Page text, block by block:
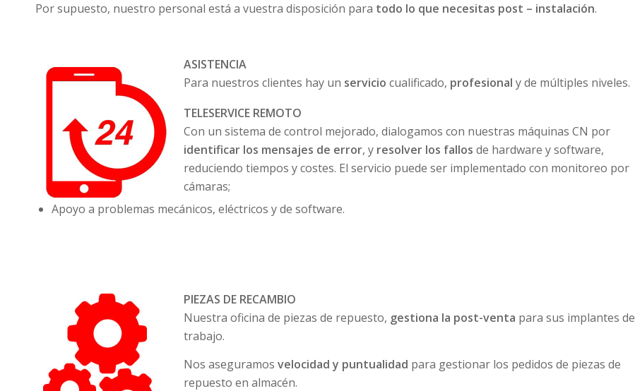
Por supuesto, nuestro personal está a vuestra disposición para todo lo que necesitas post – instalación.
ASISTENCIA
Para nuestros clientes hay un servicio cualificado, profesional y de múltiples niveles.
TELESERVICE REMOTO
Con un sistema de control mejorado, dialogamos con nuestras máquinas CN por
identificar los mensajes de error, y resolver los fallos de hardware y software,
reduciendo tiempos y costes. El servicio puede ser implementado con monitoreo por
cámaras;
Apoyo a problemas mecánicos, eléctricos y de software.
PIEZAS DE RECAMBIO
Nuestra oficina de piezas de repuesto, gestiona la post-venta para sus implantes de
trabajo.
Nos aseguramos velocidad y puntualidad para gestionar los pedidos de piezas de
repuesto en almacén.